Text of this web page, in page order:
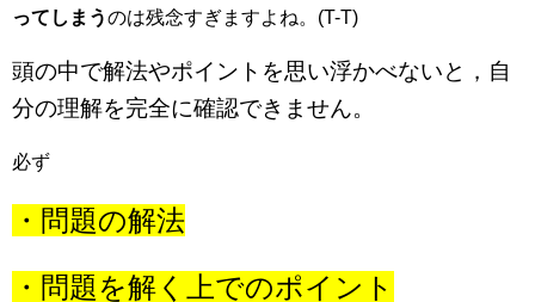
ってしまうのは残念すぎますよね。(T-T)
頭の中で解法やポイントを思い浮かべないと，自
分の理解を完全に確認できません。
必ず
・問題の解法
・問題を解く上でのポイント